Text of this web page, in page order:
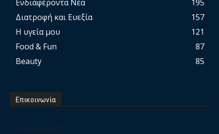
Ενδιαφέροντα Νέα
195
Διατροφή και Ευεξία
157
Η υγεία μου
121
Food & Fun
87
Beauty
85
Επικοινωνία
Το Ονομα σας*